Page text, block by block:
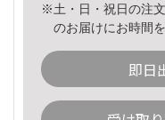
※土・日・祝日の注
のお届けにお時間
即日